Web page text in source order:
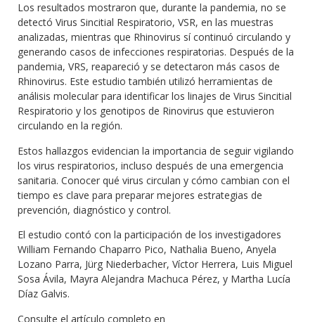
Los resultados mostraron que, durante la pandemia, no se
detectó Virus Sincitial Respiratorio, VSR, en las muestras
analizadas, mientras que Rhinovirus sí continuó circulando y
generando casos de infecciones respiratorias. Después de la
pandemia, VRS, reapareció y se detectaron más casos de
Rhinovirus. Este estudio también utilizó herramientas de
análisis molecular para identificar los linajes de Virus Sincitial
Respiratorio y los genotipos de Rinovirus que estuvieron
circulando en la región.
Estos hallazgos evidencian la importancia de seguir vigilando
los virus respiratorios, incluso después de una emergencia
sanitaria. Conocer qué virus circulan y cómo cambian con el
tiempo es clave para preparar mejores estrategias de
prevención, diagnóstico y control.
El estudio contó con la participación de los investigadores
William Fernando Chaparro Pico, Nathalia Bueno, Anyela
Lozano Parra, Jürg Niederbacher, Víctor Herrera, Luis Miguel
Sosa Ávila, Mayra Alejandra Machuca Pérez, y Martha Lucía
Díaz Galvis.
Consulte el artículo completo en